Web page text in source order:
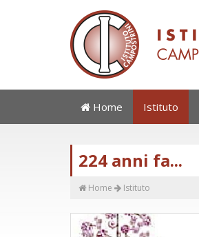
Home Istituto
224 anni fa...
Home Istituto